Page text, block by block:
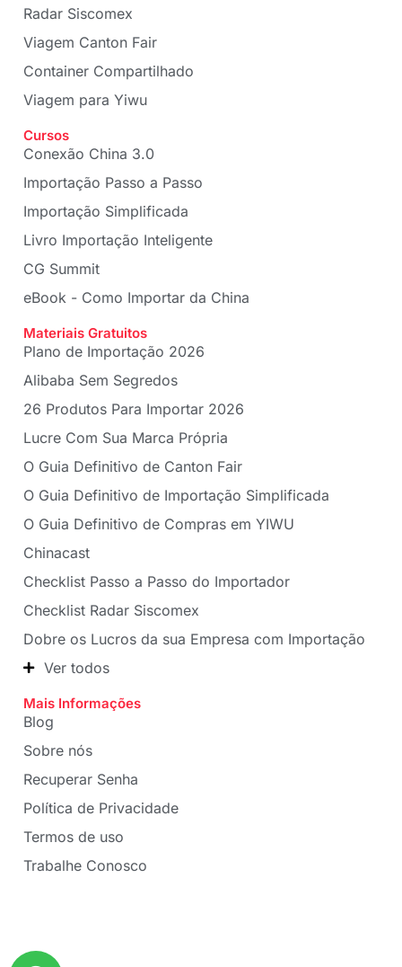
Radar Siscomex
Viagem Canton Fair
Container Compartilhado
Viagem para Yiwu
Cursos
Conexão China 3.0
Importação Passo a Passo
Importação Simplificada
Livro Importação Inteligente
CG Summit
eBook - Como Importar da China
Materiais Gratuitos
Plano de Importação 2026
Alibaba Sem Segredos
26 Produtos Para Importar 2026
Lucre Com Sua Marca Própria
O Guia Definitivo de Canton Fair
O Guia Definitivo de Importação Simplificada
O Guia Definitivo de Compras em YIWU
Chinacast
Checklist Passo a Passo do Importador
Checklist Radar Siscomex
Dobre os Lucros da sua Empresa com Importação
Ver todos
Mais Informações
Blog
Sobre nós
Recuperar Senha
Política de Privacidade
Termos de uso
Trabalhe Conosco